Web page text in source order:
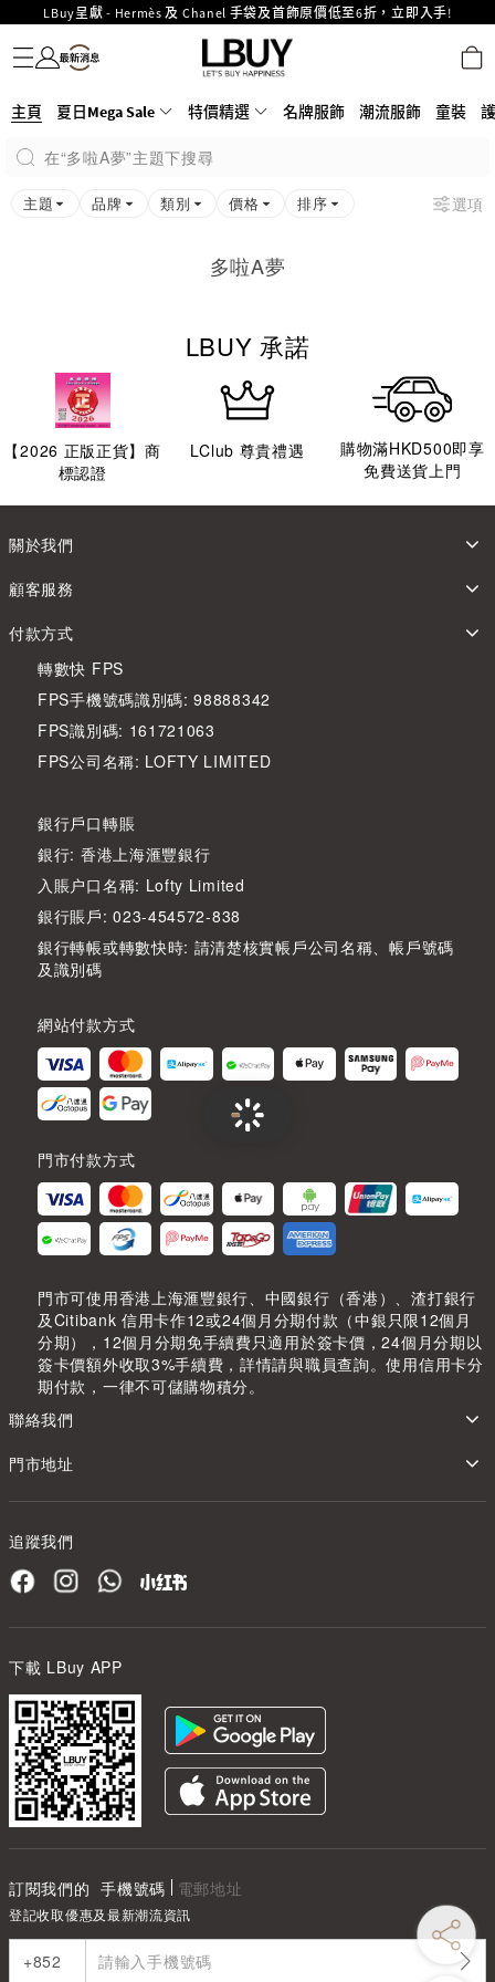
LBuy呈獻 - Hermès 及 Chanel 手袋及首飾原價低至6折，立即入手!
LBuy Nintendo Switch / Nintendo Switch 2 正規商品零售店登陸MOKO 4樓
426號舖！
MOKO 1樓175號鋪旗艦店特設名牌Hermès、CHANEL及LV專區！
購物滿HKD500即享免運費！
LBuy MEGA SALE 精選名牌手袋及小皮具低至6折
名牌服飾
潮流服飾
童裝
護膚美妝
香水香薰
個人護理
母嬰護理
遊戲及精品玩具
文儀用品
家居生活
電子產品
美食
醫藥保健
運動與戶外用品
主頁 夏日Mega Sale 特價精選 名牌服飾 潮流服飾 童裝
在“多啦A夢”主題下搜尋
主題 品牌 類別 價格 排序 選項
多啦A夢
LBUY 承諾
【2026 正版正貨】商
標認證
LClub 尊貴禮遇
購物滿HKD500即享
免費送貨上門
關於我們
顧客服務
付款方式
轉數快 FPS
FPS手機號碼識別碼: 98888342
FPS識別碼: 161721063
FPS公司名稱: LOFTY LIMITED
銀行戶口轉賬
銀行: 香港上海滙豐銀行
入賬户口名稱: Lofty Limited
銀行賬戶: 023-454572-838
銀行轉帳或轉數快時: 請清楚核實帳戶公司名稱、帳戶號碼
及識別碼
網站付款方式
門市付款方式
門市可使用香港上海滙豐銀行、中國銀行（香港）、渣打銀行
及Citibank 信用卡作12或24個月分期付款（中銀只限12個月
分期），12個月分期免手續費只適用於簽卡價，24個月分期以
簽卡價額外收取3%手續費，詳情請與職員查詢。使用信用卡分
期付款，一律不可儲購物積分。
聯絡我們
門市地址
追蹤我們
下載 LBuy APP
訂閱我們的 手機號碼 電郵地址
登記收取優惠及最新潮流資訊